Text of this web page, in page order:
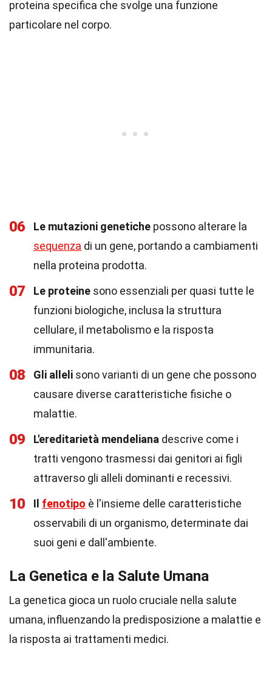
proteina specifica che svolge una funzione
particolare nel corpo.
06 Le mutazioni genetiche possono alterare la
sequenza di un gene, portando a cambiamenti
nella proteina prodotta.
07 Le proteine sono essenziali per quasi tutte le
funzioni biologiche, inclusa la struttura
cellulare, il metabolismo e la risposta
immunitaria.
08 Gli alleli sono varianti di un gene che possono
causare diverse caratteristiche fisiche o
malattie.
09 L'ereditarietà mendeliana descrive come i
tratti vengono trasmessi dai genitori ai figli
attraverso gli alleli dominanti e recessivi.
10 Il fenotipo è l'insieme delle caratteristiche
osservabili di un organismo, determinate dai
suoi geni e dall'ambiente.
La Genetica e la Salute Umana
La genetica gioca un ruolo cruciale nella salute
umana, influenzando la predisposizione a malattie e
la risposta ai trattamenti medici.